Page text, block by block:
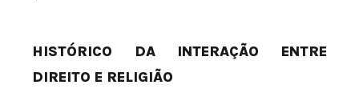
HISTÓRICO DA INTERAÇÃO ENTRE
DIREITO E RELIGIÃO